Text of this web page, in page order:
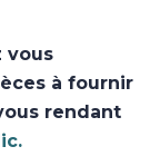
vous
à fournir
rendant